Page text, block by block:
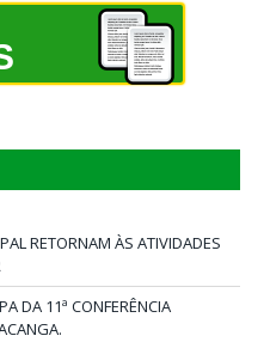
RETORNAM ÀS ATIVIDADES
DA 11ª CONFERÊNCIA